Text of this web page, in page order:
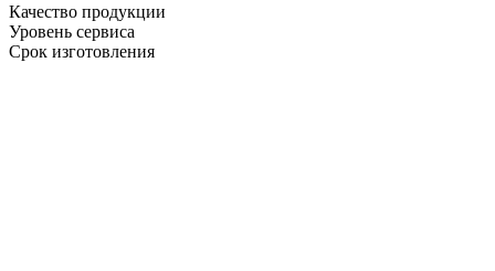
Качество продукции
Уровень сервиса
Срок изготовления